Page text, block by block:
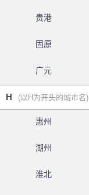
贵港
固原
广元
H (以H为开头的城市名)
惠州
湖州
淮北